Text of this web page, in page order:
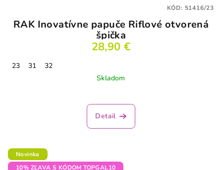
RAK Inovatívne papuče Riflové otvorená
špička
28,90 €
23 31
32
Skladom
Detail
KÓD: 51416/23
Novinka
10% ZĽAVA S KÓDOM TOPGAL10